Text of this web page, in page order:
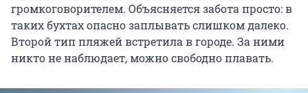
громкоговорителем. Объясняется забота просто: в
таких бухтах опасно заплывать слишком далеко.
Второй тип пляжей встретила в городе. За ними
никто не наблюдает, можно свободно плавать.